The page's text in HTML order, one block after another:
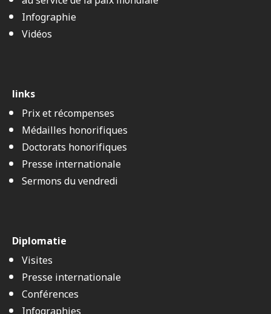
Infographie
Vidéos
links
Prix et récompenses
Médailles honorifiques
Doctorats honorifiques
Presse internationale
Sermons du vendredi
Diplomatie
Visites
Presse internationale
Conférences